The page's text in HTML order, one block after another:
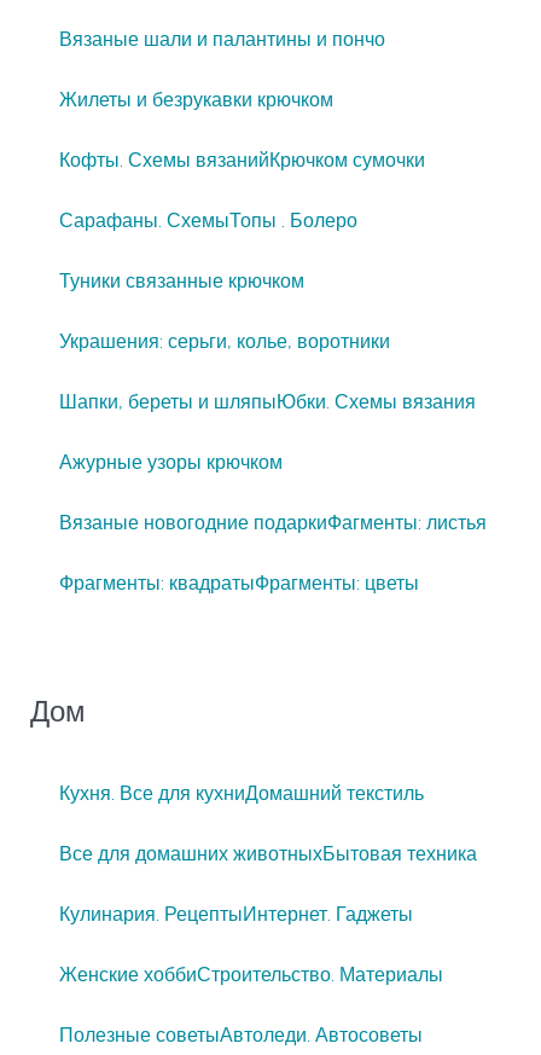
Вязаные шали и палантины и пончо
Жилеты и безрукавки крючком
Кофты. Схемы вязанийКрючком сумочки
Сарафаны. СхемыТопы . Болеро
Туники связанные крючком
Украшения: серьги, колье, воротники
Шапки, береты и шляпыЮбки. Схемы вязания
Ажурные узоры крючком
Вязаные новогодние подаркиФагменты: листья
Фрагменты: квадратыФрагменты: цветы
Дом
Кухня. Все для кухниДомашний текстиль
Все для домашних животныхБытовая техника
Кулинария. РецептыИнтернет. Гаджеты
Женские хоббиСтроительство. Материалы
Полезные советыАвтоледи. Автосоветы